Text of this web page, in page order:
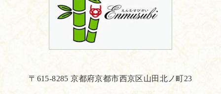
〒615-8285 京都府京都市西京区山田北ノ町23